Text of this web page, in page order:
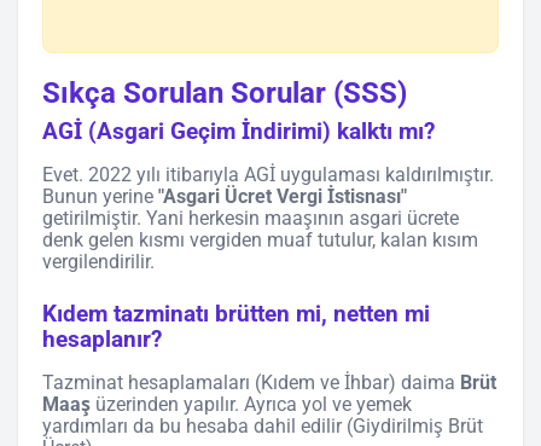
Sıkça Sorulan Sorular (SSS)
AGİ (Asgari Geçim İndirimi) kalktı mı?
Evet. 2022 yılı itibarıyla AGİ uygulaması kaldırılmıştır.
Bunun yerine "Asgari Ücret Vergi İstisnası"
getirilmiştir. Yani herkesin maaşının asgari ücrete
denk gelen kısmı vergiden muaf tutulur, kalan kısım
vergilendirilir.
Kıdem tazminatı brütten mi, netten mi
hesaplanır?
Tazminat hesaplamaları (Kıdem ve İhbar) daima Brüt
Maaş üzerinden yapılır. Ayrıca yol ve yemek
yardımları da bu hesaba dahil edilir (Giydirilmiş Brüt